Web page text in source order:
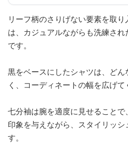
リーフ柄のさりげない要素を取
は、カジュアルながらも洗練さ
です。
黒をベースにしたシャツは、ど
く、コーディネートの幅を広げて
七分袖は腕を適度に見せること
印象を与えながら、スタイリッシ
す。